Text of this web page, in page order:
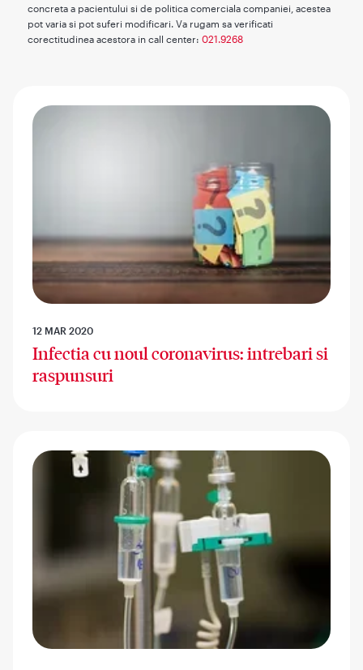
concreta a pacientului si de politica comerciala companiei, acestea
pot varia si pot suferi modificari. Va rugam sa verificati
corectitudinea acestora in call center: 021.9268
12 MAR 2020
Infectia cu noul coronavirus: intrebari si
raspunsuri